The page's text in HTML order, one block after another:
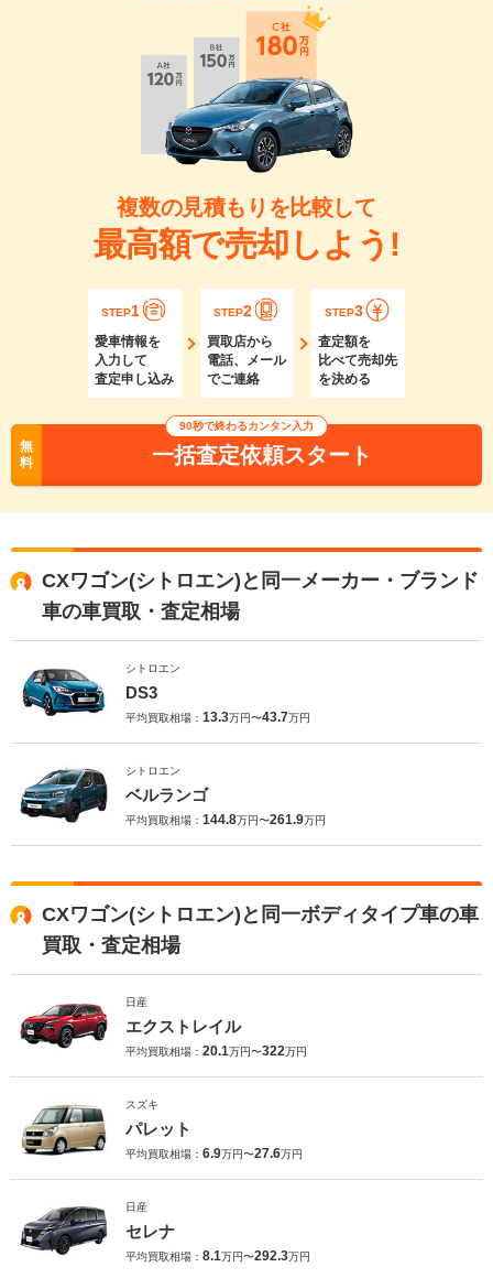
複数の見積もりを比較して
最高額で売却しよう!
STEP1
愛車情報を
入力して
査定申し込み
STEP2
買取店から
電話、メール
でご連絡
STEP3
査定額を
比べて売却先
を決める
無
料
90秒で終わるカンタン入力
一括査定依頼スタート
CXワゴン(シトロエン)と同一メーカー・ブランド
車の車買取・査定相場
シトロエン
DS3
平均買取相場： 13.3万円〜43.7万円
シトロエン
ベルランゴ
平均買取相場： 144.8万円〜261.9万円
CXワゴン(シトロエン)と同一ボディタイプ車の車
買取・査定相場
日産
エクストレイル
平均買取相場： 20.1万円〜322万円
スズキ
パレット
平均買取相場： 6.9万円〜27.6万円
日産
セレナ
平均買取相場： 8.1万円〜292.3万円